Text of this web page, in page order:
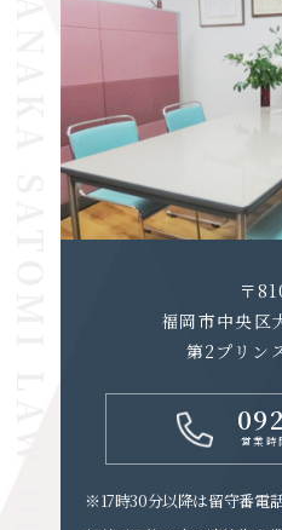
〒
福岡市中央区
第2プリン
営業
※17時30分以降は留守番電